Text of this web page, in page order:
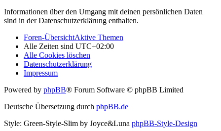
Informationen über den Umgang mit deinen persönlichen Daten
sind in der Datenschutzerklärung enthalten.
Foren-ÜbersichtAktive Themen
Alle Zeiten sind UTC+02:00
Alle Cookies löschen
Datenschutzerklärung
Impressum
Powered by phpBB® Forum Software © phpBB Limited
Deutsche Übersetzung durch phpBB.de
Style: Green-Style-Slim by Joyce&Luna phpBB-Style-Design